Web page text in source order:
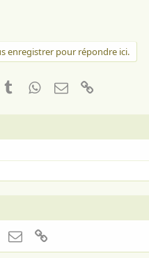
enregistrer pour répondre ici.
TumblrWhatsApp
Email
Email